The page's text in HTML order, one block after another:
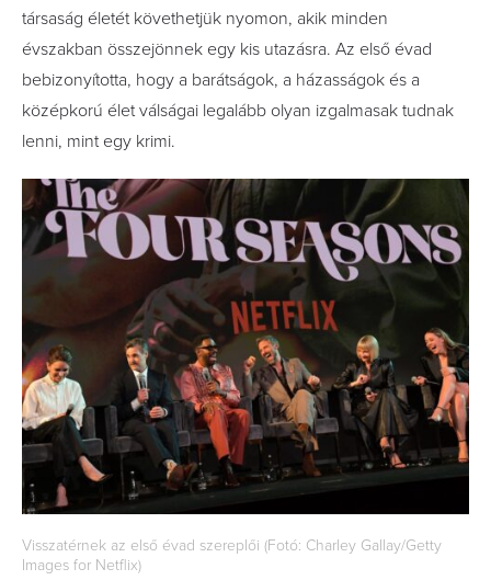
társaság életét követhetjük nyomon, akik minden
évszakban összejönnek egy kis utazásra. Az első évad
bebizonyította, hogy a barátságok, a házasságok és a
középkorú élet válságai legalább olyan izgalmasak tudnak
lenni, mint egy krimi.
Visszatérnek az első évad szereplői (Fotó: Charley Gallay/Getty
Images for Netflix)